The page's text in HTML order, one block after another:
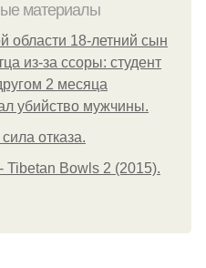
материалы
области 18-летний сын
из-за ссоры: студент
2 месяца
убийство мужчины.
отказа.
Tibetan Bowls 2 (2015).